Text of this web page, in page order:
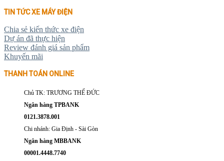
TIN TỨC XE MÁY ĐIỆN
Chia sẻ kiến thức xe điện
Dự án đã thực hiện
Review đánh giá sản phẩm
Khuyến mãi
THANH TOÁN ONLINE
Chủ TK: TRƯƠNG THẾ ĐỨC
Ngân hàng TPBANK
0121.3878.001
Chi nhánh: Gia Định - Sài Gòn
Ngân hàng MBBANK
00001.4448.7740